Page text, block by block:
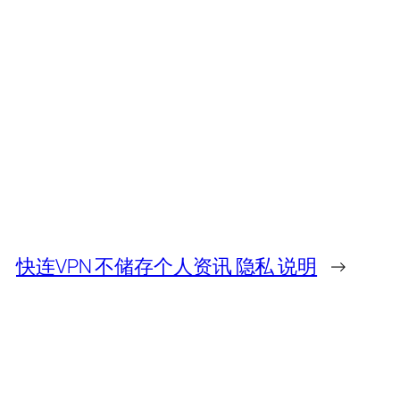
快连VPN 不储存个人资讯 隐私 说明 →